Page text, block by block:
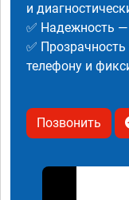
и
✅ Надежность
✅
телефону и
Позвонить